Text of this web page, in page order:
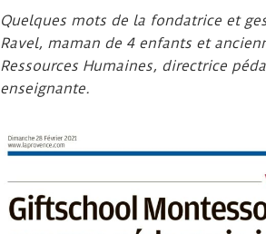
Quelques mots de la fondatrice et
Ravel, maman de 4 enfants et
Ressources Humaines, directrice
enseignante.